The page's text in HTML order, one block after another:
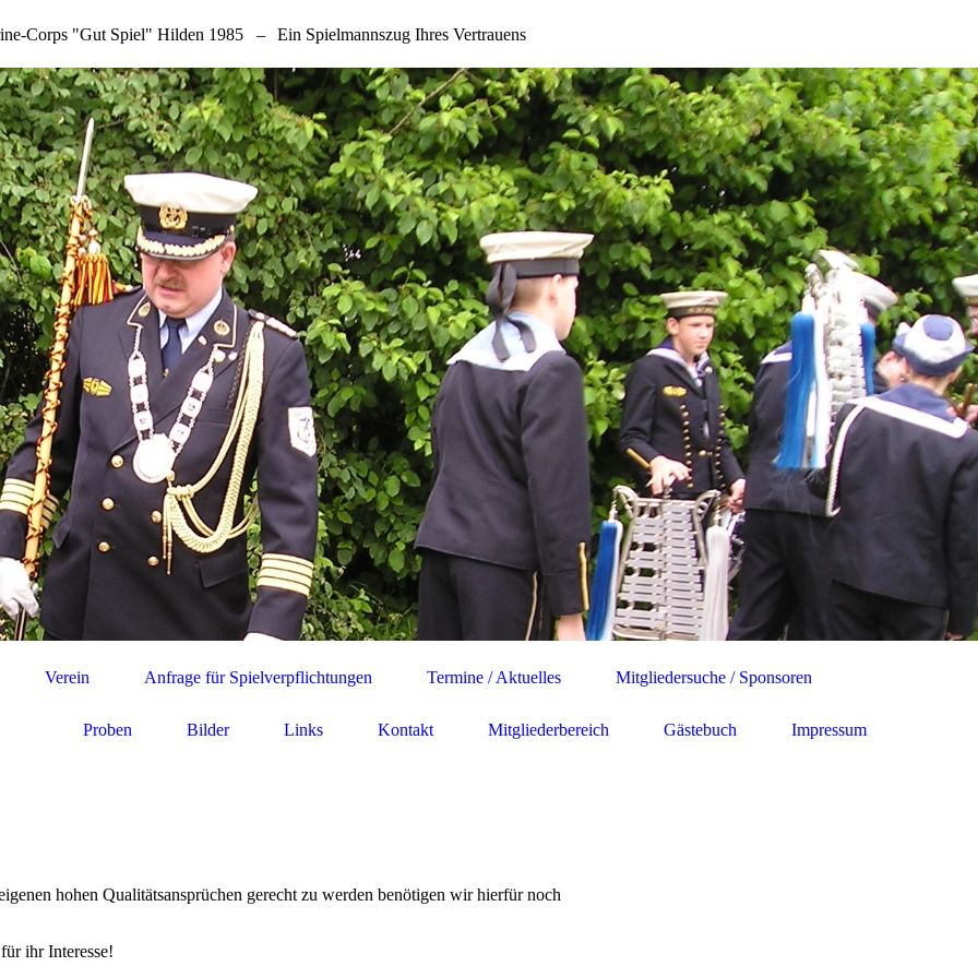
Corps "Gut Spiel" Hilden 1985 – Ein Spielmannszug Ihres Vertrauens
Verein Anfrage für Spielverpflichtungen Termine / Aktuelles Mitgliedersuche / Sponsoren
Proben Bilder Links Kontakt Mitgliederbereich Gästebuch Impressum
hohen Qualitätsansprüchen gerecht zu werden benötigen wir hierfür noch
ihr Interesse!